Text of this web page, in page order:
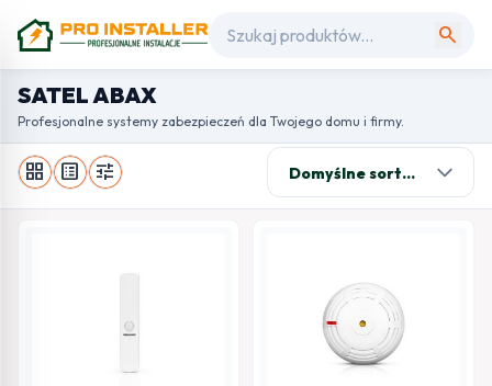
search
SATEL ABAX
Profesjonalne systemy zabezpieczeń dla Twojego domu i firmy.
grid_view list_alt tune